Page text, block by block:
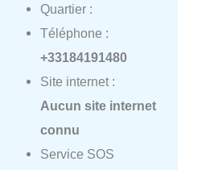
Quartier :
Téléphone :
+33184191480
Site internet :
Aucun site internet
connu
Service SOS